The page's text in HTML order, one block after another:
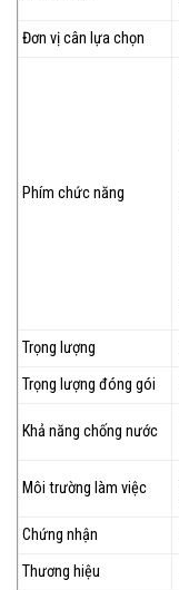
Đơn vị cân lựa chọn
Phím chức năng
Trọng lượng
Trọng lượng đóng gói
Khả năng chống nước
Môi trường làm việc
Chứng nhận
Thương hiệu